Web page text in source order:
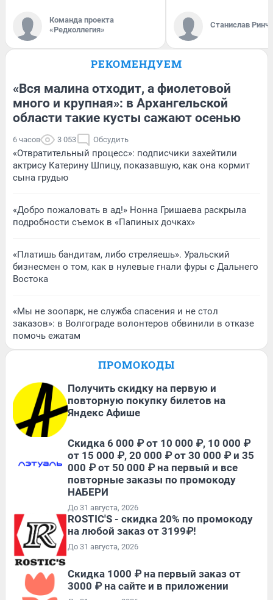
Команда проекта
«Редколлегия»
Станислав
РЕКОМЕНДУЕМ
«Вся малина отходит, а фиолетовой
много и крупная»: в Архангельской
области такие кусты сажают осенью
6 часов 3 053 Обсудить
«Отвратительный процесс»: подписчики захейтили
актрису Катерину Шпицу, показавшую, как она кормит
сына грудью
«Добро пожаловать в ад!» Нонна Гришаева раскрыла
подробности съемок в «Папиных дочках»
«Платишь бандитам, либо стреляешь». Уральский
бизнесмен о том, как в нулевые гнали фуры с Дальнего
Востока
«Мы не зоопарк, не служба спасения и не стол
заказов»: в Волгограде волонтеров обвинили в отказе
помочь ежатам
ПРОМОКОДЫ
Получить скидку на первую и
повторную покупку билетов на
Яндекс Афише
Скидка 6 000 ₽ от 10 000 ₽, 10 000 ₽
от 15 000 ₽, 20 000 ₽ от 30 000 ₽ и 35
000 ₽ от 50 000 ₽ на первый и все
повторные заказы по промокоду
НАБЕРИ
До 31 августа, 2026
ROSTIC'S - скидка 20% по промокоду
на любой заказ от 3199₽!
До 31 августа, 2026
Скидка 1000 ₽ на первый заказ от
3000 ₽ на сайте и в приложении